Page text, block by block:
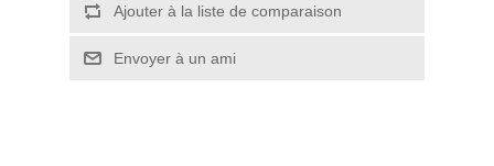
Ajouter à la liste de comparaison
Envoyer à un ami